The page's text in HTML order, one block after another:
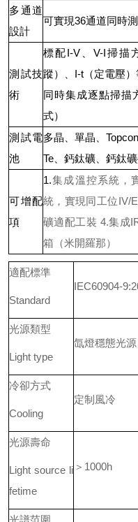
多通道
設計
可實現36通道同時
測試技
術
標配I-V、V-I掃描
蹤）、I-t（定電壓
同時集成逐點掃描
式）
測試電
池
多晶、單晶、
Te、鈣鈦礦、鈣鈦
可增配
項
1.集成溫控系統，
統，實現同工位IV/
礦適配工裝 4.集成
箱（米開羅那）
適配標準
Standard
IEC60904-
光源類型
Light type
氙燈穩態光源
冷卻方式
Cooling
定制風冷
光源壽命
Light source li
fetime
＞1000h
光譜范圍